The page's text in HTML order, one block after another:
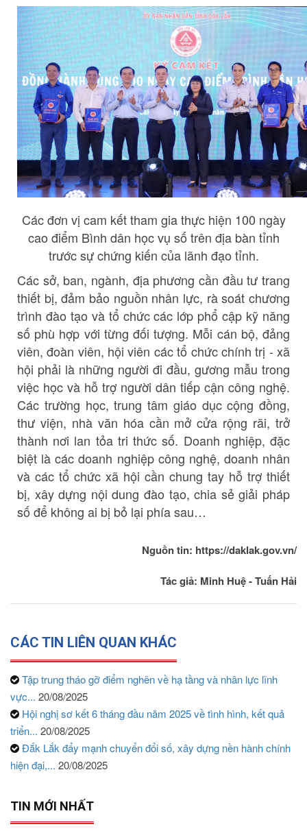
Các đơn vị cam kết tham gia thực hiện 100 ngày
cao điểm Bình dân học vụ số trên địa bàn tỉnh
trước sự chứng kiến của lãnh đạo tỉnh.
Các sở, ban, ngành, địa phương cần đầu tư trang
thiết bị, đảm bảo nguồn nhân lực, rà soát chương
trình đào tạo và tổ chức các lớp phổ cập kỹ năng
số phù hợp với từng đối tượng. Mỗi cán bộ, đảng
viên, đoàn viên, hội viên các tổ chức chính trị - xã
hội phải là những người đi đầu, gương mẫu trong
việc học và hỗ trợ người dân tiếp cận công nghệ.
Các trường học, trung tâm giáo dục cộng đồng,
thư viện, nhà văn hóa cần mở cửa rộng rãi, trở
thành nơi lan tỏa tri thức số. Doanh nghiệp, đặc
biệt là các doanh nghiệp công nghệ, doanh nhân
và các tổ chức xã hội cần chung tay hỗ trợ thiết
bị, xây dựng nội dung đào tạo, chia sẻ giải pháp
số để không ai bị bỏ lại phía sau…
Nguồn tin: https://daklak.gov.vn/
Tác giả: Minh Huệ - Tuấn Hải
CÁC TIN LIÊN QUAN KHÁC
Tập trung tháo gỡ điểm nghẽn về hạ tầng và nhân lực lĩnh
vực... 20/08/2025
Hội nghị sơ kết 6 tháng đầu năm 2025 về tình hình, kết quả
triển... 20/08/2025
Đắk Lắk đẩy mạnh chuyển đổi số, xây dựng nền hành chính
hiện đại,... 20/08/2025
TIN MỚI NHẤT